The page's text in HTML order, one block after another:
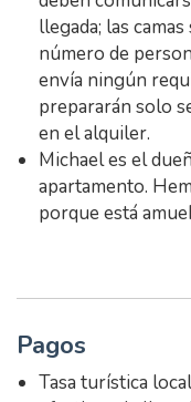
llegada; las
número de
envía ningún
prepararán solo
en el alquiler.
Michael es el
apartamento.
porque está
Pagos
Tasa turística